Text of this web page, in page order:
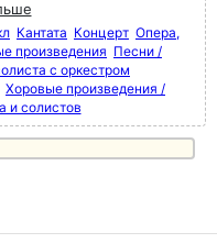
Кантата Концерт Опера,
произведения Песни /
с оркестром
Хоровые произведения /
и солистов